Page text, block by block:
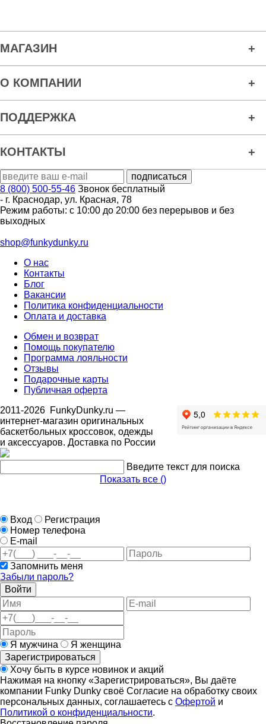
МАГАЗИН
О КОМПАНИИ
ПОДДЕРЖКА
КОНТАКТЫ
8 (800) 500-55-46 Звонок бесплатный
- г. Краснодар, ул. Красная, 78
Режим работы: с 10:00 до 20:00 без перерывов и без
выходных
shop@funkydunky.ru
О нас
Контакты
Блог
Вакансии
Политика конфиденциальности
Оплата и доставка
Обмен и возврат
Помощь покупателю
Программа лояльности
Отзывы
Подарочные карты
Публичная оферта
2011-2026 FunkyDunky.ru —
интернет-магазин оригинальных
баскетбольных кроссовок, одежды
и аксессуаров. Доставка по России
Введите текст для поиска
Показать все ()
Вход
Регистрация
Номер телефона
E-mail
Запомнить меня
Забыли пароль?
Войти
Я мужчина
Я женщина
Зарегистрироваться
Хочу быть в курсе новинок и акций
Нажимая на кнопку «Зарегистрироваться», Вы даёте
компании Funky Dunky своё Согласие на обработку своих
персональных данных, соглашаетесь с Офертой и
Политикой о конфиденциальности.